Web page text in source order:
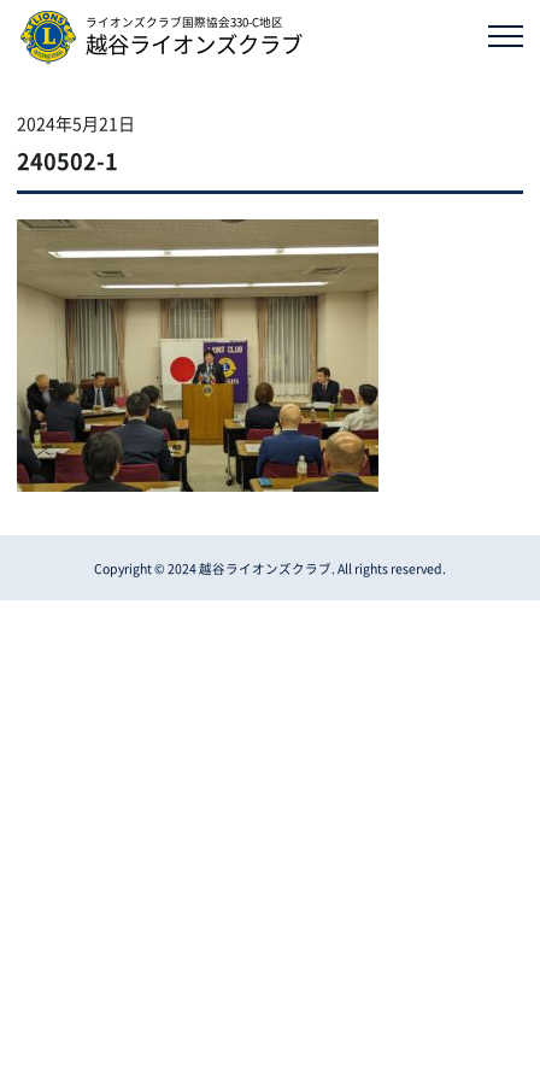
ライオンズクラブ国際協会330-C地区
越谷ライオンズクラブ
2024年5月21日
240502-1
Copyright © 2024 越谷ライオンズクラブ. All rights reserved.